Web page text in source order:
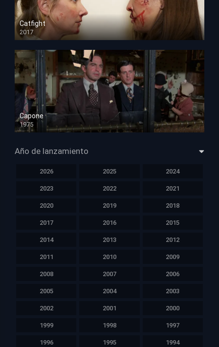
Catfight
2017
HD 720p
Capone
1975
HD 1080p
Año de lanzamiento
2026 2025 2024
2023 2022 2021
2020 2019 2018
2017 2016 2015
2014 2013 2012
2011 2010 2009
2008 2007 2006
2005 2004 2003
2002 2001 2000
1999 1998 1997
1996 1995 1994